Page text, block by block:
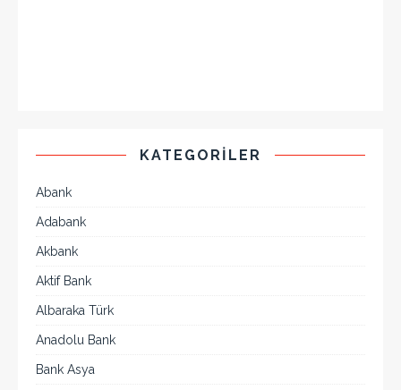
KATEGORILER
Abank
Adabank
Akbank
Aktif Bank
Albaraka Türk
Anadolu Bank
Bank Asya